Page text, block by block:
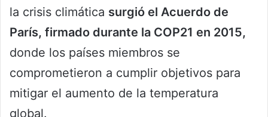
la crisis climática surgió el Acuerdo de
París, firmado durante la COP21 en 2015,
donde los países miembros se
comprometieron a cumplir objetivos para
mitigar el aumento de la temperatura
global.